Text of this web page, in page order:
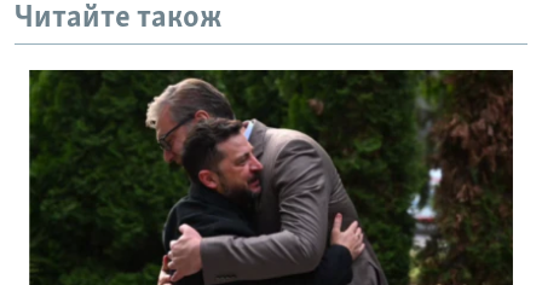
Читайте також